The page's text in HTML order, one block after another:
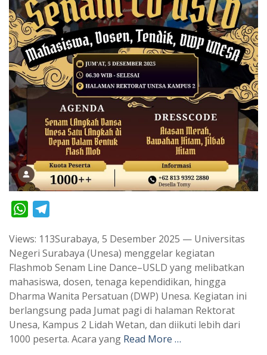
W
a
t
A
p
p
l
e
r
a
m
Views: 113Surabaya, 5 Desember 2025 — Universitas
Negeri Surabaya (Unesa) menggelar kegiatan
Flashmob Senam Line Dance–USLD yang melibatkan
mahasiswa, dosen, tenaga kependidikan, hingga
Dharma Wanita Persatuan (DWP) Unesa. Kegiatan ini
berlangsung pada Jumat pagi di halaman Rektorat
Unesa, Kampus 2 Lidah Wetan, dan diikuti lebih dari
1000 peserta. Acara yang Read More …